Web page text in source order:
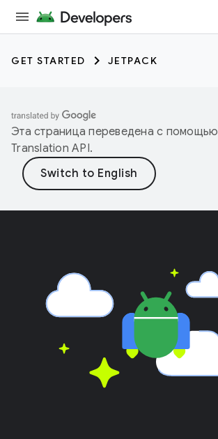
GET STARTED JETPACK
Эта страница переведена с помощью
Translation API.